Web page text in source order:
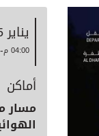
يناير 25
04:00 م -
أماكن
مسار